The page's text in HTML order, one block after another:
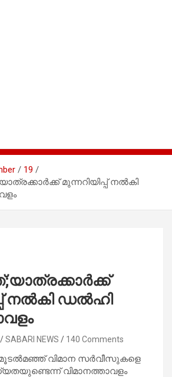
19
മുന്നറിയിപ്പ് നൽകി
നൽകി ഡൽഹി
SABARI NEWS 140 Comments
വിമാന സർവീസുകളെ
വിമാനത്താവളം